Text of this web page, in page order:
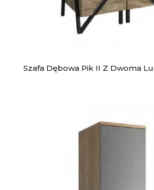
Szafa Dębowa Pik II Z Dwoma